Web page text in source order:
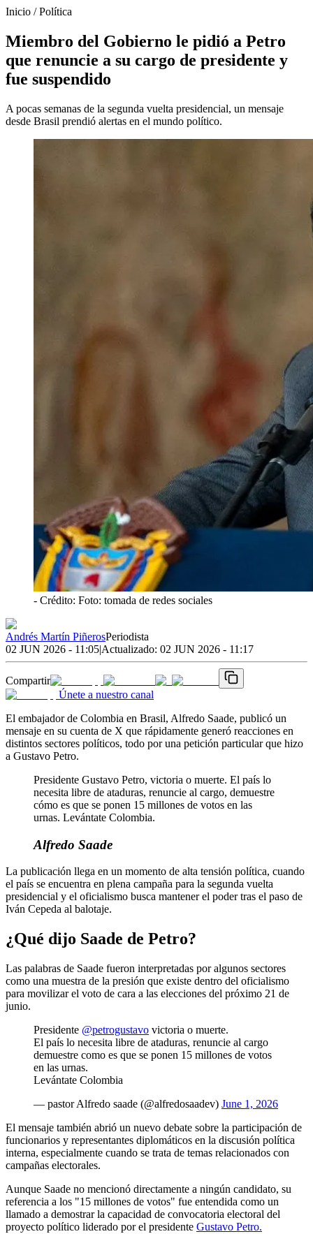
Inicio /Política
Miembro del Gobierno le pidió a Petro
que renuncie a su cargo de presidente y
fue suspendido
A pocas semanas de la segunda vuelta presidencial, un mensaje
desde Brasil prendió alertas en el mundo político.
- Crédito: Foto: tomada de redes sociales
Andrés Martín PiñerosPeriodista
02 JUN 2026 - 11:05|Actualizado: 02 JUN 2026 - 11:17
Compartir
Únete a nuestro canal
El embajador de Colombia en Brasil, Alfredo Saade, publicó un
mensaje en su cuenta de X que rápidamente generó reacciones en
distintos sectores políticos, todo por una petición particular que hizo
a Gustavo Petro.
Presidente Gustavo Petro, victoria o muerte. El país lo
necesita libre de ataduras, renuncie al cargo, demuestre
cómo es que se ponen 15 millones de votos en las
urnas. Levántate Colombia.
Alfredo Saade
La publicación llega en un momento de alta tensión política, cuando
el país se encuentra en plena campaña para la segunda vuelta
presidencial y el oficialismo busca mantener el poder tras el paso de
Iván Cepeda al balotaje.
¿Qué dijo Saade de Petro?
Las palabras de Saade fueron interpretadas por algunos sectores
como una muestra de la presión que existe dentro del oficialismo
para movilizar el voto de cara a las elecciones del próximo 21 de
junio.
Presidente @petrogustavo victoria o muerte.
El país lo necesita libre de ataduras, renuncie al cargo
demuestre como es que se ponen 15 millones de votos
en las urnas.
Levántate Colombia
— pastor Alfredo saade (@alfredosaadev) June 1, 2026
El mensaje también abrió un nuevo debate sobre la participación de
funcionarios y representantes diplomáticos en la discusión política
interna, especialmente cuando se trata de temas relacionados con
campañas electorales.
Aunque Saade no mencionó directamente a ningún candidato, su
referencia a los "15 millones de votos" fue entendida como un
llamado a demostrar la capacidad de convocatoria electoral del
proyecto político liderado por el presidente Gustavo Petro.